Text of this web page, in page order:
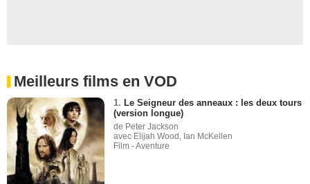
Meilleurs films en VOD
1. Le Seigneur des anneaux : les deux tours
(version longue)
de Peter Jackson
avec Elijah Wood, Ian McKellen
Film - Aventure